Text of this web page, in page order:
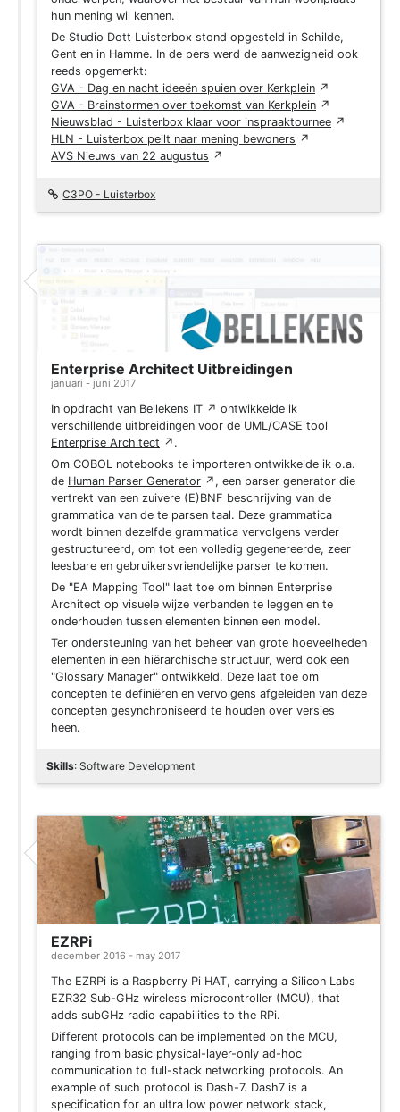
hun mening wil kennen.
De Studio Dott Luisterbox stond opgesteld in Schilde,
Gent en in Hamme. In de pers werd de aanwezigheid ook
reeds opgemerkt:
GVA - Dag en nacht ideeën spuien over Kerkplein ↗
GVA - Brainstormen over toekomst van Kerkplein ↗
Nieuwsblad - Luisterbox klaar voor inspraaktournee ↗
HLN - Luisterbox peilt naar mening bewoners ↗
AVS Nieuws van 22 augustus ↗
C3PO - Luisterbox
Project
Enterprise Architect Uitbreidingen
januari - juni 2017
In opdracht van Bellekens IT ↗ ontwikkelde ik
verschillende uitbreidingen voor de UML/CASE tool
Enterprise Architect ↗ .
Om COBOL notebooks te importeren ontwikkelde ik o.a.
de Human Parser Generator ↗ , een parser generator die
vertrekt van een zuivere (E)BNF beschrijving van de
grammatica van de te parsen taal. Deze grammatica
wordt binnen dezelfde grammatica vervolgens verder
gestructureerd, om tot een volledig gegenereerde, zeer
leesbare en gebruikersvriendelijke parser te komen.
De "EA Mapping Tool" laat toe om binnen Enterprise
Architect op visuele wijze verbanden te leggen en te
onderhouden tussen elementen binnen een model.
Ter ondersteuning van het beheer van grote hoeveelheden
elementen in een hiërarchische structuur, werd ook een
"Glossary Manager" ontwikkeld. Deze laat toe om
concepten te definiëren en vervolgens afgeleiden van deze
concepten gesynchroniseerd te houden over versies
heen.
Skills: Software Development
Project
EZRPi
december 2016 - may 2017
The EZRPi is a Raspberry Pi HAT, carrying a Silicon Labs
EZR32 Sub-GHz wireless microcontroller (MCU), that
adds subGHz radio capabilities to the RPi.
Different protocols can be implemented on the MCU,
ranging from basic physical-layer-only ad-hoc
communication to full-stack networking protocols. An
example of such protocol is Dash-7. Dash7 is a
specification for an ultra low power network stack,